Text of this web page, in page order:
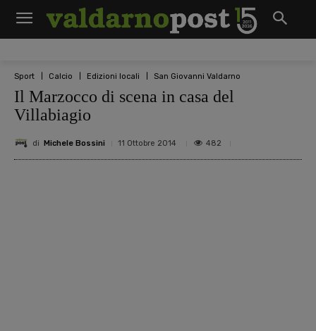
Sport Calcio Edizioni locali San Giovanni Valdarno
Il Marzocco di scena in casa del
Villabiagio
di Michele Bossini 11 Ottobre 2014 482